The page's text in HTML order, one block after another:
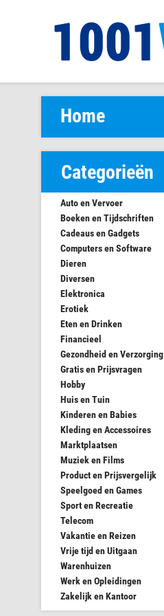
Home
Categorieën
Auto en Vervoer
Boeken en Tijdschriften
Cadeaus en Gadgets
Computers en Software
Dieren
Diversen
Elektronica
Erotiek
Eten en Drinken
Financieel
Gezondheid en Verzorging
Gratis en Prijsvragen
Hobby
Huis en Tuin
Kinderen en Babies
Kleding en Accessoires
Marktplaatsen
Muziek en Films
Product en Prijsvergelijk
Speelgoed en Games
Sport en Recreatie
Telecom
Vakantie en Reizen
Vrije tijd en Uitgaan
Warenhuizen
Werk en Opleidingen
Zakelijk en Kantoor